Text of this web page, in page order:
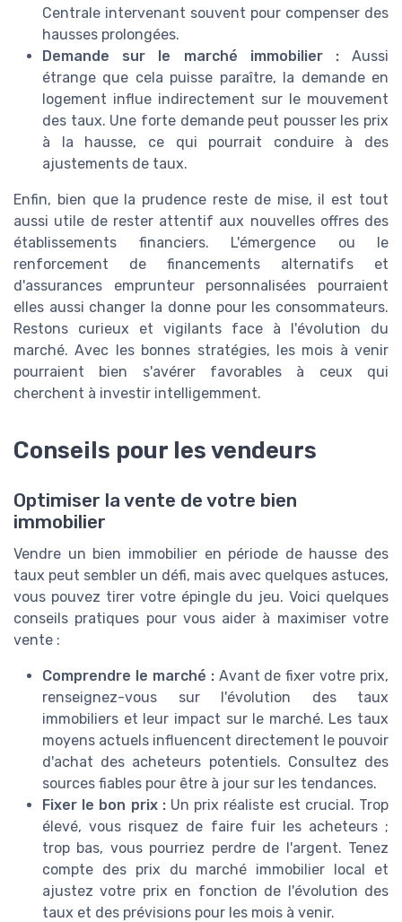
Centrale intervenant souvent pour compenser des
hausses prolongées.
Demande sur le marché immobilier :Aussi
étrange que cela puisse paraître, la demande en
logement influe indirectement sur le mouvement
des taux. Une forte demande peut pousser les prix
à la hausse, ce qui pourrait conduire à des
ajustements de taux.
Enfin, bien que la prudence reste de mise, il est tout
aussi utile de rester attentif aux nouvelles offres des
établissements financiers. L'émergence ou le
renforcement de financements alternatifs et
d'assurances emprunteur personnalisées pourraient
elles aussi changer la donne pour les consommateurs.
Restons curieux et vigilants face à l'évolution du
marché. Avec les bonnes stratégies, les mois à venir
pourraient bien s'avérer favorables à ceux qui
cherchent à investir intelligemment.
Conseils pour les vendeurs
Optimiser la vente de votre bien
immobilier
Vendre un bien immobilier en période de hausse des
taux peut sembler un défi, mais avec quelques astuces,
vous pouvez tirer votre épingle du jeu. Voici quelques
conseils pratiques pour vous aider à maximiser votre
vente :
Comprendre le marché :Avant de fixer votre prix,
renseignez-vous sur l'évolution des taux
immobiliers et leur impact sur le marché. Les taux
moyens actuels influencent directement le pouvoir
d'achat des acheteurs potentiels. Consultez des
sources fiables pour être à jour sur les tendances.
Fixer le bon prix :Un prix réaliste est crucial. Trop
élevé, vous risquez de faire fuir les acheteurs ;
trop bas, vous pourriez perdre de l'argent. Tenez
compte des prix du marché immobilier local et
ajustez votre prix en fonction de l'évolution des
taux et des prévisions pour les mois à venir.